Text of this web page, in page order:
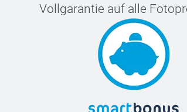
Vollgarantie auf alle